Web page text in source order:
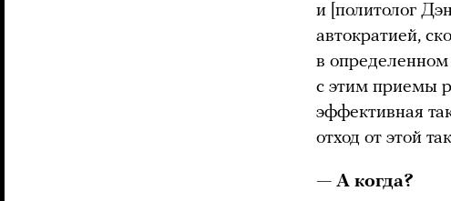
и [политолог
автократией,
в
с этим приемы
эффективная
отход от этой
— А когда?